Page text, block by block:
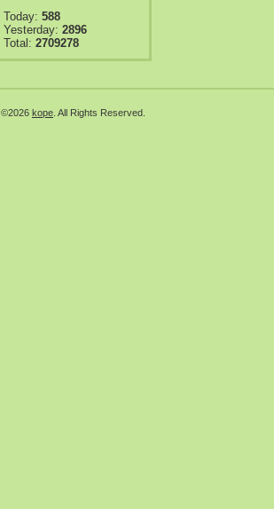
Today: 588
Yesterday: 2896
Total: 2709278
©2026 kope . All Rights Reserved.